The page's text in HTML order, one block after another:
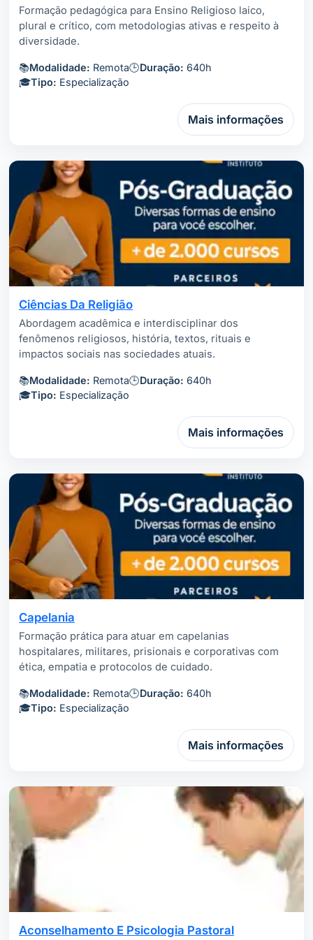
Formação pedagógica para Ensino Religioso laico,
plural e crítico, com metodologias ativas e respeito à
diversidade.
📚Modalidade: Remota🕒Duração: 640h
🎓Tipo: Especialização
Mais informações
Ciências Da Religião
Abordagem acadêmica e interdisciplinar dos
fenômenos religiosos, história, textos, rituais e
impactos sociais nas sociedades atuais.
📚Modalidade: Remota🕒Duração: 640h
🎓Tipo: Especialização
Mais informações
Capelania
Formação prática para atuar em capelanias
hospitalares, militares, prisionais e corporativas com
ética, empatia e protocolos de cuidado.
📚Modalidade: Remota🕒Duração: 640h
🎓Tipo: Especialização
Mais informações
Aconselhamento E Psicologia Pastoral